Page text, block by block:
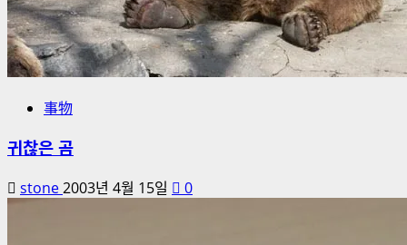
事物
귀찮은 곰
stone2003년 4월 15일 0